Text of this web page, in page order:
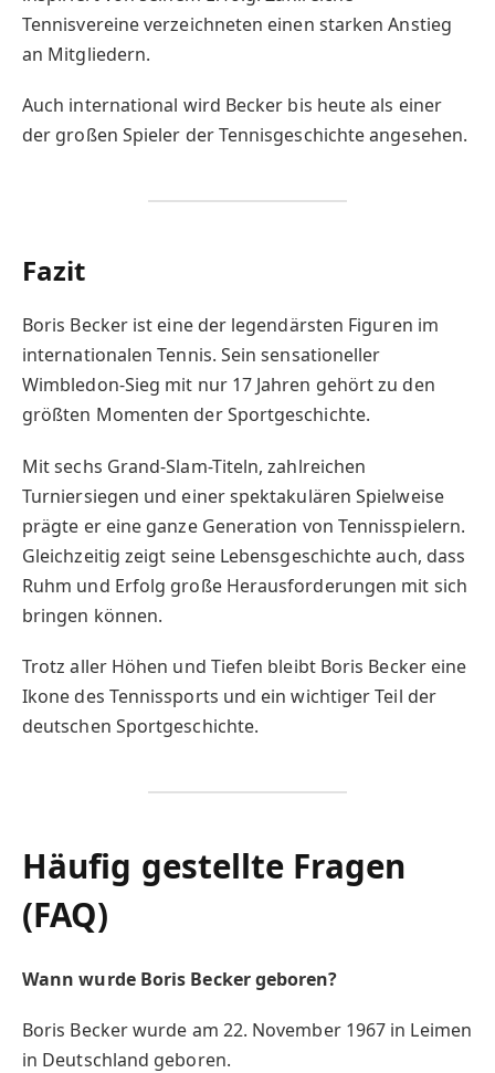
Tennisvereine verzeichneten einen starken Anstieg
an Mitgliedern.
Auch international wird Becker bis heute als einer
der großen Spieler der Tennisgeschichte angesehen.
Fazit
Boris Becker ist eine der legendärsten Figuren im
internationalen Tennis. Sein sensationeller
Wimbledon-Sieg mit nur 17 Jahren gehört zu den
größten Momenten der Sportgeschichte.
Mit sechs Grand-Slam-Titeln, zahlreichen
Turniersiegen und einer spektakulären Spielweise
prägte er eine ganze Generation von Tennisspielern.
Gleichzeitig zeigt seine Lebensgeschichte auch, dass
Ruhm und Erfolg große Herausforderungen mit sich
bringen können.
Trotz aller Höhen und Tiefen bleibt Boris Becker eine
Ikone des Tennissports und ein wichtiger Teil der
deutschen Sportgeschichte.
Häufig gestellte Fragen
(FAQ)
Wann wurde Boris Becker geboren?
Boris Becker wurde am 22. November 1967 in Leimen
in Deutschland geboren.